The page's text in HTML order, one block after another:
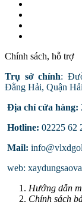
Chính sách, hỗ trợ
Trụ sở chính:
Đằng Hải, Quận
Địa chỉ cửa hàng:
Hotline: 02225 62
Mail:
web:
Hướng dẫn
Chính sách